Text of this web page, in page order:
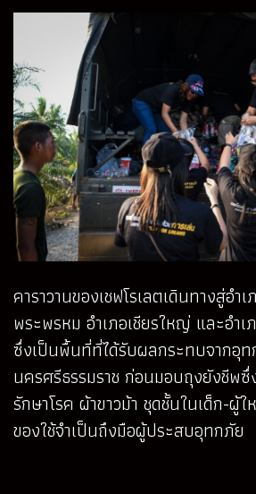
คาราวานของเชฟโรเลตเดินทางสู่อำ
พระพรหม อำเภอเชียรใหญ่ และอำเ
ซึ่งเป็นพื้นที่ที่ได้รับผลกระทบจากอุ
นครศรีธรรมราช ก่อนมอบถุงยังชีพ
รักษาโรค ผ้าขาวม้า ชุดชั้นในเด็ก-ผู้
ของใช้จำเป็นถึงมือผู้ประสบอุทกภัย